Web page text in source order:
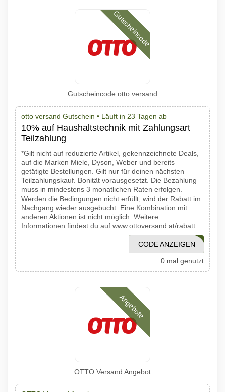
Gutscheincode
Gutscheincode otto versand
otto versand Gutschein • Läuft in 23 Tagen ab
10% auf Haushaltstechnik mit Zahlungsart
Teilzahlung
*Gilt nicht auf reduzierte Artikel, gekennzeichnete Deals,
auf die Marken Miele, Dyson, Weber und bereits
getätigte Bestellungen. Gilt nur für deinen nächsten
Teilzahlungskauf. Bonität vorausgesetzt. Die Bezahlung
muss in mindestens 3 monatlichen Raten erfolgen.
Werden die Bedingungen nicht erfüllt, wird der Rabatt im
Nachgang wieder ausgebucht. Eine Kombination mit
anderen Aktionen ist nicht möglich. Weitere
Informationen findest du auf www.ottoversand.at/rabatt
20161
CODE ANZEIGEN
0 mal genutzt
Angebote
OTTO Versand Angebot